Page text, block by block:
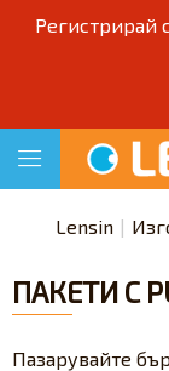
Регистрирай
Lensin
ПАКЕТИ С
Пазарувайте